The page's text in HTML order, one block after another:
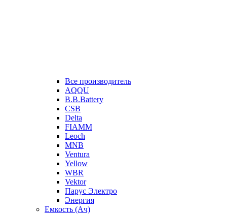
Все производитель
AQQU
B.B.Battery
CSB
Delta
FIAMM
Leoch
MNB
Ventura
Yellow
WBR
Vektor
Парус Электро
Энергия
Емкость (Ач)